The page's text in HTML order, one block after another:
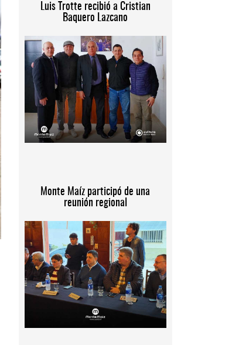
Luis Trotte recibió a Cristian
Baquero Lazcano
Monte Maíz participó de una
reunión regional